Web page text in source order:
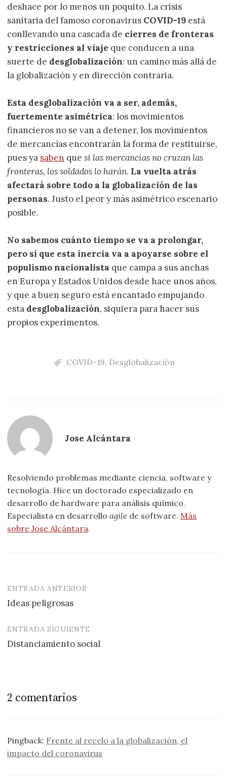
deshace por lo menos un poquito. La crisis
sanitaria del famoso coronavirus COVID-19 está
conllevando una cascada de cierres de fronteras
y restricciones al viaje que conducen a una
suerte de desglobalización: un camino más allá de
la globalización y en dirección contraria.
Esta desglobalización va a ser, además,
fuertemente asimétrica: los movimientos
financieros no se van a detener, los movimientos
de mercancías encontrarán la forma de restituirse,
pues ya saben quesi las mercancías no cruzan las
fronteras, los soldados lo harán. La vuelta atrás
afectará sobre todo a la globalización de las
personas. Justo el peor y más asimétrico escenario
posible.
No sabemos cuánto tiempo se va a prolongar,
pero sí que esta inercia va a apoyarse sobre el
populismo nacionalista que campa a sus anchas
en Europa y Estados Unidos desde hace unos años,
y que a buen seguro está encantado empujando
esta desglobalización, siquiera para hacer sus
propios experimentos.
COVID-19, Desglobalización
Jose Alcántara
Resolviendo problemas mediante ciencia, software y
tecnología. Hice un doctorado especializado en
desarrollo de hardware para análisis químico.
Especialista en desarrolloagile de software. Más
sobre Jose Alcántara.
Navegación
de
entradas
ENTRADA ANTERIOR
Ideas peligrosas
ENTRADA SIGUIENTE
Distanciamiento social
2 comentarios
Pingback: Frente al recelo a la globalización, el
impacto del coronavirus